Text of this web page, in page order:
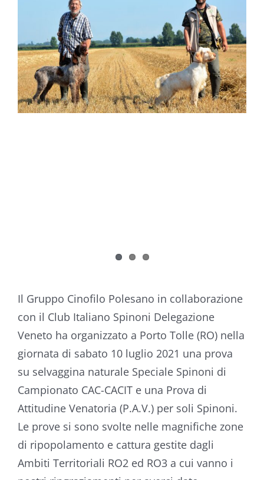
Il Gruppo Cinofilo Polesano in collaborazione
con il Club Italiano Spinoni Delegazione
Veneto ha organizzato a Porto Tolle (RO) nella
giornata di sabato 10 luglio 2021 una prova
su selvaggina naturale Speciale Spinoni di
Campionato CAC-CACIT e una Prova di
Attitudine Venatoria (P.A.V.) per soli Spinoni.
Le prove si sono svolte nelle magnifiche zone
di ripopolamento e cattura gestite dagli
Ambiti Territoriali RO2 ed RO3 a cui vanno i